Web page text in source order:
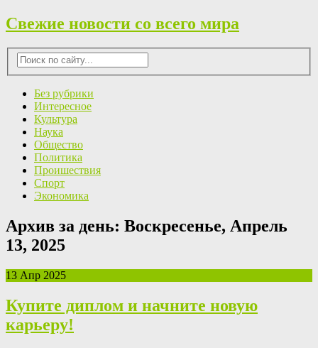
Свежие новости со всего мира
Без рубрики
Интересное
Культура
Наука
Общество
Политика
Проишествия
Спорт
Экономика
Архив за день: Воскресенье, Апрель
13, 2025
13 Апр 2025
Купите диплом и начните новую
карьеру!